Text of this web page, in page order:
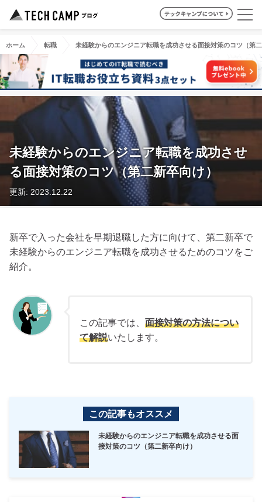
ホーム 転職 未経験からのエンジニア転職を成功させる面接対策のコツ（第
未経験からのエンジニア転職を成功させ
る面接対策のコツ（第二新卒向け）
更新: 2023.12.22
新卒で入った会社を早期退職した方に向けて、第二新卒で
未経験からのエンジニア転職を成功させるためのコツをご
紹介。
この記事では、 面接対策の方法につい
て解説いたします。
この記事もオススメ
未経験からのエンジニア転職を成功させる面
接対策のコツ（第二新卒向け）